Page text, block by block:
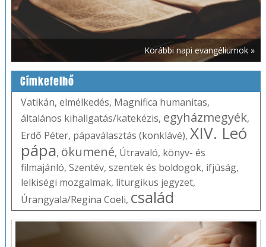
Korábbi napi evangéliumok »
Címkefelhő
Vatikán, elmélkedés, Magnifica humanitas,
általános kihallgatás/katekézis, egyházmegyék,
Erdő Péter, pápaválasztás (konklávé), XIV. Leó
pápa, ökumené, Útravaló, könyv- és
filmajánló, Szentév, szentek és boldogok, ifjúság,
lelkiségi mozgalmak, liturgikus jegyzet,
Úrangyala/Regina Coeli, család